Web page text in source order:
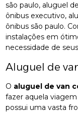
são paulo, aluguel
ônibus executivo,
ônibus são paulo.
instalações em
necessidade de
Aluguel de
O aluguel de van
fazer aquela
possui uma vasta